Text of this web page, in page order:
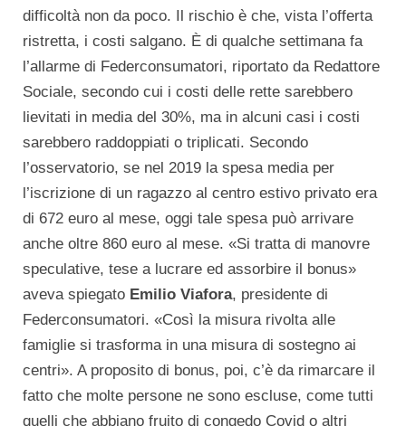
difficoltà non da poco. Il rischio è che, vista l’offerta
ristretta, i costi salgano. È di qualche settimana fa
l’allarme di Federconsumatori, riportato da Redattore
Sociale, secondo cui i costi delle rette sarebbero
lievitati in media del 30%, ma in alcuni casi i costi
sarebbero raddoppiati o triplicati. Secondo
l’osservatorio, se nel 2019 la spesa media per
l’iscrizione di un ragazzo al centro estivo privato era
di 672 euro al mese, oggi tale spesa può arrivare
anche oltre 860 euro al mese. «Si tratta di manovre
speculative, tese a lucrare ed assorbire il bonus»
aveva spiegato Emilio Viafora, presidente di
Federconsumatori. «Così la misura rivolta alle
famiglie si trasforma in una misura di sostegno ai
centri». A proposito di bonus, poi, c’è da rimarcare il
fatto che molte persone ne sono escluse, come tutti
quelli che abbiano fruito di congedo Covid o altri